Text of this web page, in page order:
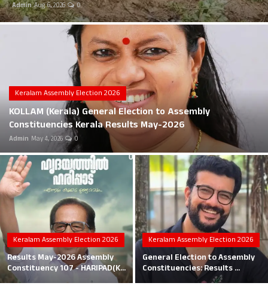
Jobs Mall
Career
Education
Business
Local News
Earn Money
Tutorials
Malayalam
Admin Aug 6, 2026 0
Keralam Assembly Election 2026
KOLLAM (Kerala) General Election to Assembly
Constituencies Kerala Results May-2026
Admin May 4, 2026 0
Keralam Assembly Election 2026
Results May-2026 Assembly
Constituency 107 - HARIPAD(K...
Keralam Assembly Election 2026
General Election to Assembly
Constituencies: Results ...